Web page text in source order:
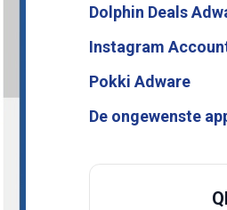
Dolphin Deals
Instagram
Pokki Adware
De ongewenste